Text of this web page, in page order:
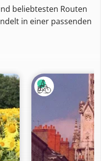
beliebtesten Routen
in einer passenden